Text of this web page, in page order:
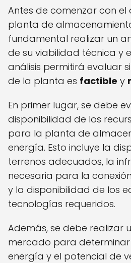
Antes de comenzar con el
planta de
fundamental realizar un
de su viabilidad técnica y
análisis permitirá evaluar
de la planta es factible y
En primer lugar, se debe
disponibilidad de los
para la planta de
energía. Esto incluye la
terrenos adecuados, la
necesaria para la
y la disponibilidad de los
tecnologías requeridos.
Además, se debe realizar
mercado para
energía y el potencial de